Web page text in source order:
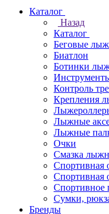
Каталог
Назад
Каталог
Беговые
Биатлон
Ботинки
Контроль
Крепления
Лыжные
Лыжные
Очки
Смазка
Спортивная
Спортивная
Спортивное
Сумки,
Бренды